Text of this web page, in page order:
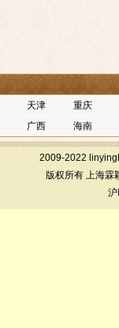
天津
重庆
广西 海南
2009-2022
版权所有 上海霖